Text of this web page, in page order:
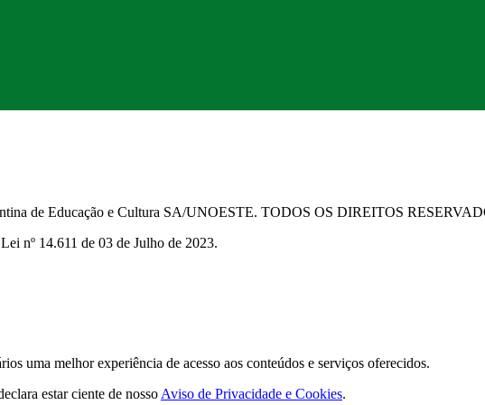
de Educação e Cultura SA/UNOESTE. TODOS OS DIREITOS
nº 14.611 de 03 de Julho de 2023.
uma melhor experiência de acesso aos conteúdos e serviços oferecidos.
estar ciente de nosso Aviso de Privacidade e Cookies.